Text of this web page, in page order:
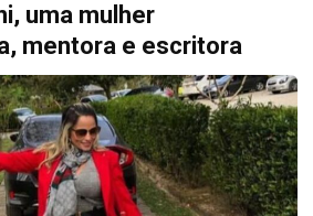
uma mulher
mentora e escritora